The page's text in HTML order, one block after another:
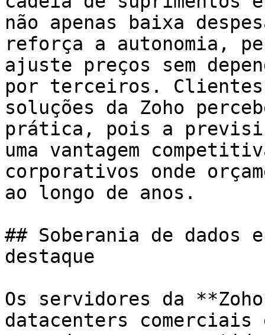
não apenas baixa
reforça a autonomia,
ajuste preços sem
por terceiros. Clientes
soluções da Zoho
prática, pois a
uma vantagem
corporativos onde
ao longo de anos.
## Soberania de dados
destaque
Os servidores da
datacenters comerciais